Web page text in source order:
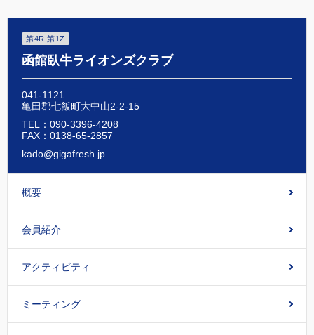
第4R 第1Z
函館臥牛ライオンズクラブ
041-1121
亀田郡七飯町大中山2-2-15
TEL：090-3396-4208
FAX：0138-65-2857
kado@gigafresh.jp
概要
会員紹介
アクティビティ
ミーティング